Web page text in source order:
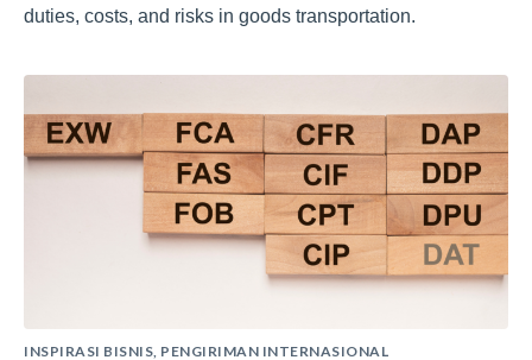
duties, costs, and risks in goods transportation.
INSPIRASI BISNIS PENGIRIMAN INTERNASIONAL